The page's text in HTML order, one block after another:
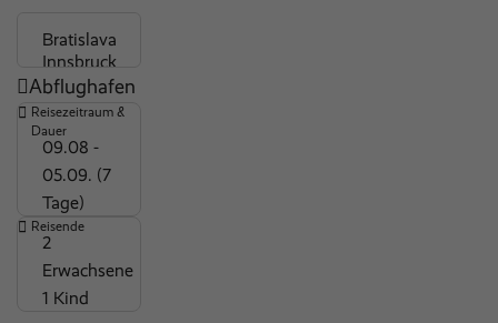
top Sportangebot
behindertengerecht
Strandnähe
Hygienemaßnahmen
Kinderdisco
Wäscheservice
Massagen und Körperbehandlungen
Maxiclub (7-12 Jahre)
Abflughafen
Reisezeitraum &
Dauer
09.08 -
05.09. (7
Tage)
Reisende
2
Erwachsene
1 Kind